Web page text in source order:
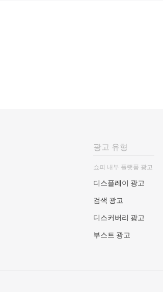
광고 유형
쇼피 내부 플랫폼 광고
디스플레이 광고
검색 광고
디스커버리 광고
부스트 광고